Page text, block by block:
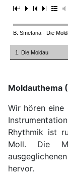
B. Smetana - Die
1. Die Moldau
Moldauthema
Wir hören
Rhythmik ist
Moll. Die
hervor.